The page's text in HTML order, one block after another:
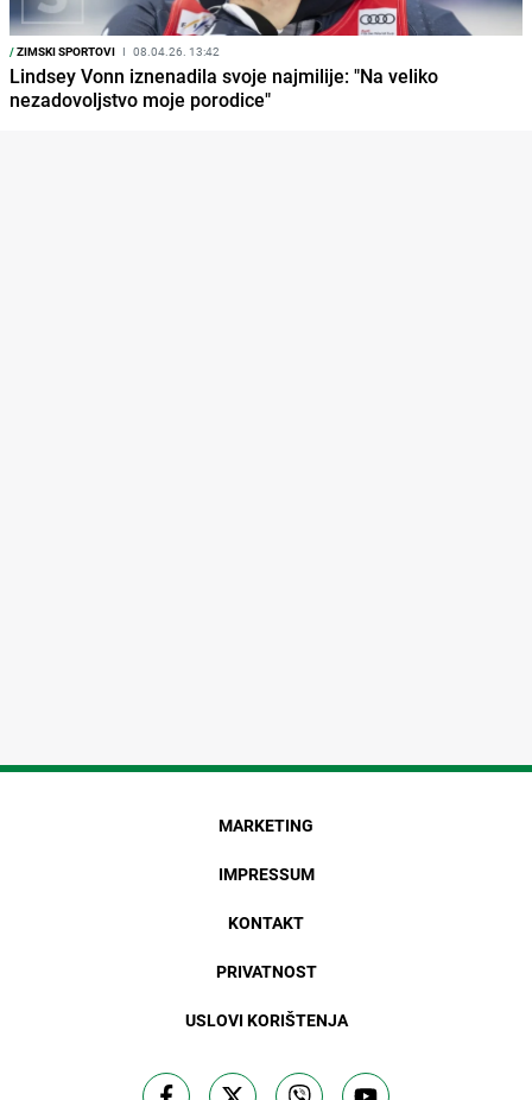
/ZIMSKI SPORTOVI I 08.04.26. 13:42
Lindsey Vonn iznenadila svoje najmilije: "Na veliko
nezadovoljstvo moje porodice"
MARKETING
IMPRESSUM
KONTAKT
PRIVATNOST
USLOVI KORIŠTENJA